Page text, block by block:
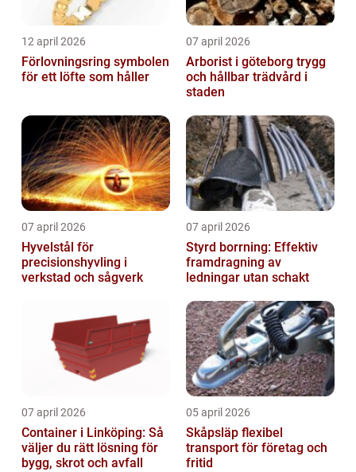
12 april 2026
Förlovningsring symbolen
för ett löfte som håller
07 april 2026
Arborist i göteborg trygg
och hållbar trädvård i
staden
07 april 2026
Hyvelstål för
precisionshyvling i
verkstad och sågverk
07 april 2026
Styrd borrning: Effektiv
framdragning av
ledningar utan schakt
07 april 2026
Container i Linköping: Så
väljer du rätt lösning för
bygg, skrot och avfall
05 april 2026
Skåpsläp flexibel
transport för företag och
fritid